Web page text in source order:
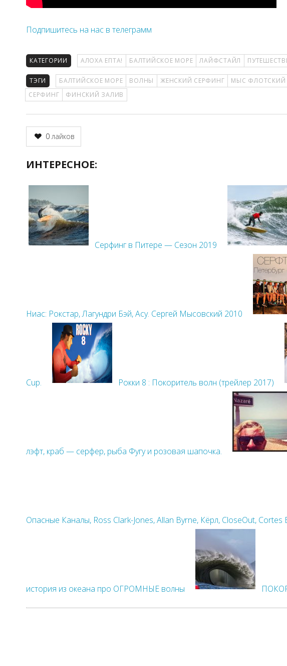
Подпишитесь на нас в телеграмм
КАТЕГОРИИ АЛОХА ЕПТА! БАЛТИЙСКОЕ МОРЕ ЛАЙФСТАЙЛ
ТЭГИ БАЛТИЙСКОЕ МОРЕ ВОЛНЫ ЖЕНСКИЙ СЕРФИНГ МЫС ФЛОТСКИЙ
СЕРФИНГ
ФИНСКИЙ ЗАЛИВ
0лайков
ИНТЕРЕСНОЕ:
Серфинг в Питере — Сезон 2019
Ниас: Рокстар, Лагундри Бэй, Асу. Сергей Мысовский 2010
Cup. Рокки 8 : Покоритель волн (трейлер 2017)
лэфт, краб — серфер, рыба Фугу и розовая шапочка.
Опасные Каналы, Ross Clark-Jones, Allan Byrne, Кёрл, CloseOut, Cortes
история из океана про ОГРОМНЫЕ волны